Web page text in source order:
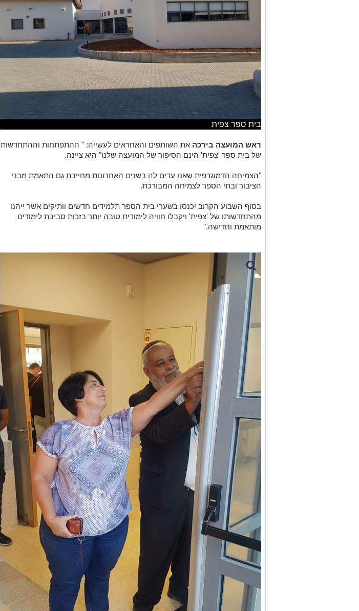
בית ספר צפית
ראש המועצה בירכה את השותפים והאחראים לעשייה: " ההתפתחות וההתחדשות
של בית ספר 'צפית' הינם הסיפור של המועצה שלנו" היא ציינה.
"הצמיחה הדמוגרפית שאנו עדים לה בשנים האחרונות מחייבת גם התאמת מבני
הציבור ובתי הספר לצמיחה המבורכת.
בסוף השבוע הקרוב יכנסו בשערי בית הספר תלמידים חדשים וותיקים אשר ייהנו
מהתחדשותו של 'צפית' ויקבלו חוויה לימודית טובה יותר בזכות סביבת לימודים
מותאמת וחדישה."